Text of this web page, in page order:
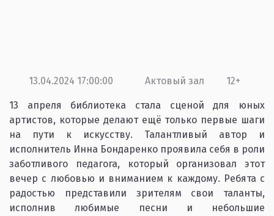
13.04.2024 17:00:00 Актовый зал 12+
13 апреля библиотека стала сценой для юных
артистов, которые делают ещё только первые шаги
на пути к искусству. Талантливый автор и
исполнитель Инна Бондаренко проявила себя в роли
заботливого педагога, который организовал этот
вечер с любовью и вниманием к каждому. Ребята с
радостью представили зрителям свои таланты,
исполнив любимые песни и небольшие